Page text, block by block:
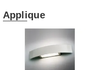
Applique